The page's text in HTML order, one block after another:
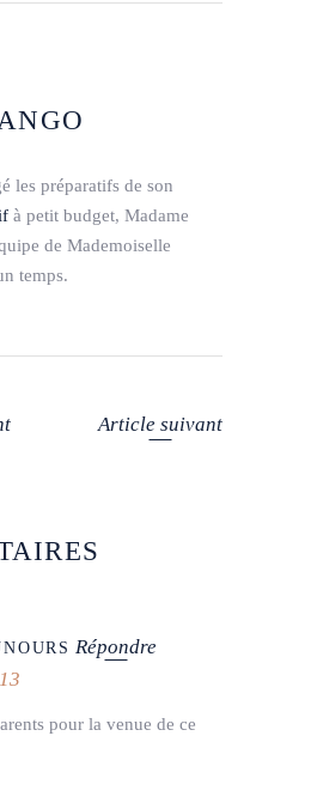
les préparatifs de son
à petit budget, Madame
de Mademoiselle
temps.
Article suivant
Répondre
pour la venue de ce